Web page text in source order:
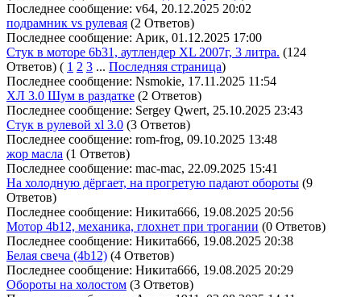
Последнее сообщение: v64, 20.12.2025 20:02
подрамник vs рулевая (2 Ответов)
Последнее сообщение: Арик, 01.12.2025 17:00
Стук в моторе 6b31, аутлендер XL 2007г, 3 литра. (124
Ответов) ( 1 2 3 ... Последняя страница)
Последнее сообщение: Nsmokie, 17.11.2025 11:54
ХЛ 3.0 Шум в раздатке (2 Ответов)
Последнее сообщение: Sergey Qwert, 25.10.2025 23:43
Стук в рулевой xl 3.0 (3 Ответов)
Последнее сообщение: rom-frog, 09.10.2025 13:48
жор масла (1 Ответов)
Последнее сообщение: mac-mac, 22.09.2025 15:41
На холодную дёргает, на прогретую падают обороты (9
Ответов)
Последнее сообщение: Никита666, 19.08.2025 20:56
Мотор 4b12, механика, глохнет при трогании (0 Ответов)
Последнее сообщение: Никита666, 19.08.2025 20:38
Белая свеча (4b12) (4 Ответов)
Последнее сообщение: Никита666, 19.08.2025 20:29
Обороты на холостом (3 Ответов)